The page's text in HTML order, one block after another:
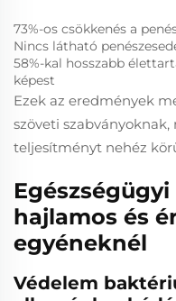
73%-os csökkenés a
Nincs látható
58%-kal hosszabb
képest
Ezek az eredmények
szöveti
teljesítményt nehéz
hajlamos és
egyéneknél
Védelem